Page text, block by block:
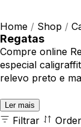
Home / Shop /
Regatas
Compre online
especial
relevo preto e
Ler mais
Filtrar